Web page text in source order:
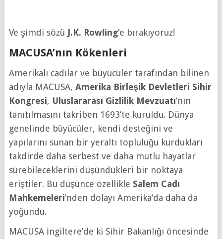
Ve şimdi sözü J.K. Rowling’e bırakıyoruz!
MACUSA’nın Kökenleri
Amerikalı cadılar ve büyücüler tarafından bilinen
adıyla MACUSA, Amerika Birleşik Devletleri Sihir
Kongresi, Uluslararası Gizlilik Mevzuatı’nın
tanıtılmasını takriben 1693’te kuruldu. Dünya
genelinde büyücüler, kendi desteğini ve
yapılarını sunan bir yeraltı topluluğu kurdukları
takdirde daha serbest ve daha mutlu hayatlar
sürebileceklerini düşündükleri bir noktaya
eriştiler. Bu düşünce özellikle Salem Cadı
Mahkemeleri’nden dolayı Amerika’da daha da
yoğundu.
MACUSA İngiltere’de ki Sihir Bakanlığı öncesinde